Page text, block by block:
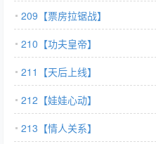
209【票房拉锯战】
210【功夫皇帝】
211【天后上线】
212【娃娃心动】
213【情人关系】